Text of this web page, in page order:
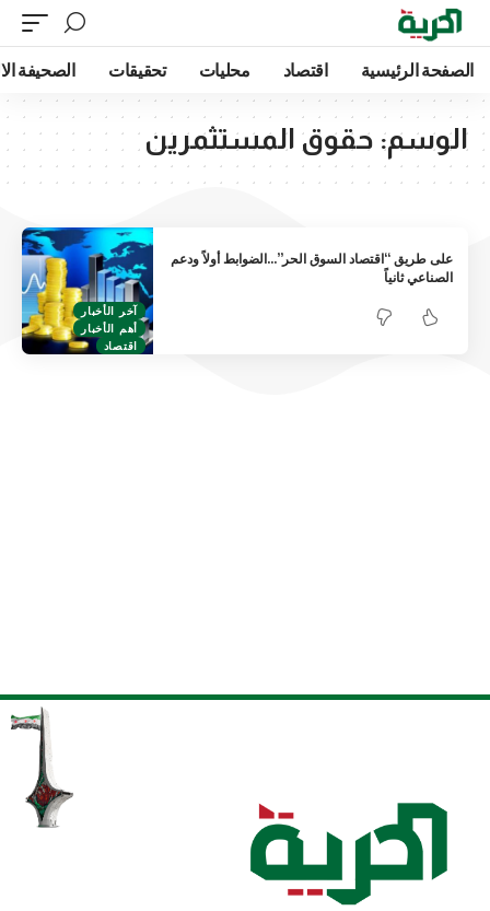
الصفحة الرئيسية اقتصاد محليات تحقيقات الصحيفة
الوسم: حقوق المستثمرين
آخر الأخبار
أهم الأخبار
اقتصاد
على طريق “اقتصاد السوق الحر”…الضوابط أولاً ودعم
الصناعي ثانياً